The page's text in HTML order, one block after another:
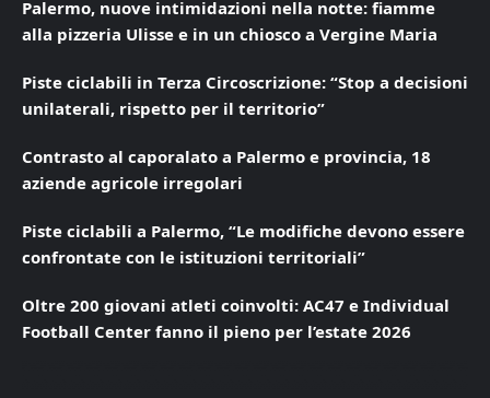
Palermo, nuove intimidazioni nella notte: fiamme
alla pizzeria Ulisse e in un chiosco a Vergine Maria
Piste ciclabili in Terza Circoscrizione: “Stop a decisioni
unilaterali, rispetto per il territorio”
Contrasto al caporalato a Palermo e provincia, 18
aziende agricole irregolari
Piste ciclabili a Palermo, “Le modifiche devono essere
confrontate con le istituzioni territoriali”
Oltre 200 giovani atleti coinvolti: AC47 e Individual
Football Center fanno il pieno per l’estate 2026